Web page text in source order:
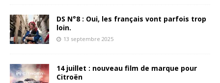
DS N°8 : Oui, les français vont parfois trop
loin.
13 septembre 2025
14 juillet : nouveau film de marque pour
Citroën